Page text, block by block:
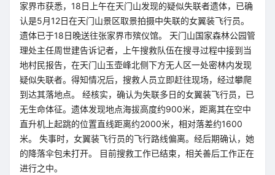
家界市获悉，18日上午在天门山发现的疑似失联者遗体，已确
认是5月12日在天门山景区取景拍摄中失联的女翼装飞行员。
遗体已于18日晚送往张家界市殡仪馆。 天门山国家森林公园管
理处主任周世建告诉记者，上午搜救队伍在搜寻过程中接到当
地村民报告，在天门山玉壶峰北侧下方无人区一处密林内发现
疑似失联者。得知情况后，搜救人员立即赶往现场，经过攀爬
到达其落地点。 经核实，确认为失联多日的女翼装飞行员，已
无生命体征。遗体发现地点海拔高度约900米，距离其在空中
直升机上起跳的位置直线距离约2000米，相对落差约1600
米。 失事时，女翼装飞行员的飞行路线偏离。经后期确认，她
的降落伞包未打开。 目前搜救工作已结束，相关善后工作正在
进行之中。